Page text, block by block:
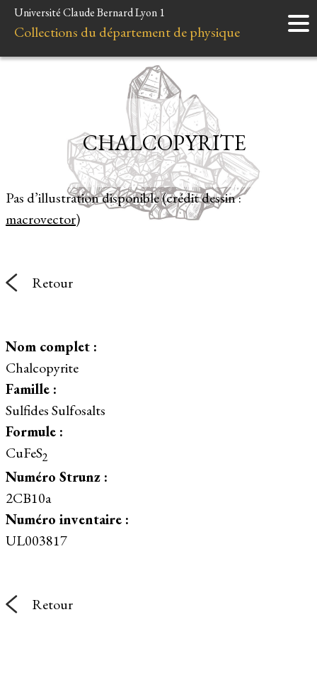
Accueil
Instruments
Liens et ressources
Université Claude Bernard Lyon 1
Collections du département de physique
Pas d’illustration disponible (crédit dessin :
macrovector)
CHALCOPYRITE
Retour
Nom complet :
Chalcopyrite
Famille :
Sulfides Sulfosalts
Formule :
CuFeS2
Numéro Strunz :
2CB10a
Numéro inventaire :
UL003817
Retour